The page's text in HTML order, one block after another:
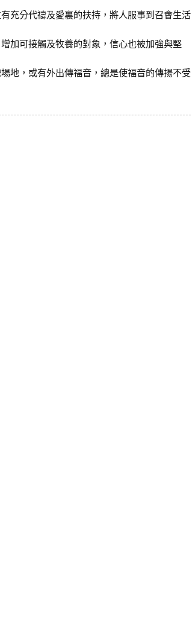
充分代禱及愛裏的扶持，將人服事到召會生活
加可接觸及牧養的對象，信心也被加強與堅
地，或有外出傳福音，總是使福音的傳揚不受